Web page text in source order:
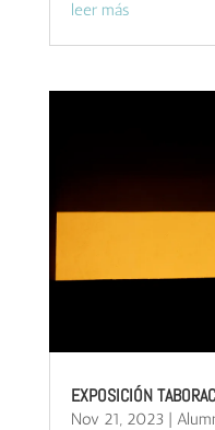
leer más
EXPOSICIÓN
Nov 21, 2023 |